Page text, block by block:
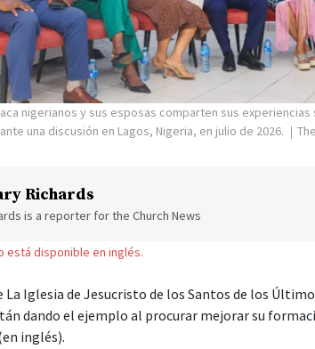
nigerianos y sus esposas comparten sus experiencias
una discusión en Lagos, Nigeria, en julio de 2026.
Richards
is a reporter for the Church News
está disponible en inglés.
La Iglesia de Jesucristo de los Santos de los
dando el ejemplo al procurar mejorar su
inglés).